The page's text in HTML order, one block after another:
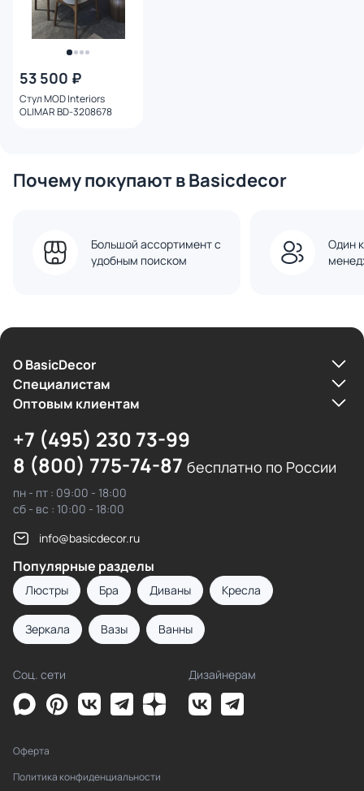
53 500 ₽
Стул MOD Interiors
OLIMAR BD-3208678
Почему покупают в Basicdecor
Большой ассортимент с
удобным поиском
Один
О BasicDecor
Cпециалистам
Оптовым клиентам
+7 (495) 230 73-99
8 (800) 775-74-87 бесплатно по России
пн - пт : 09:00 - 18:00
сб - вс : 10:00 - 18:00
info@basicdecor.ru
Популярные разделы
Люстры Бра Диваны Кресла
Зеркала Вазы Ванны
Соц. сети Дизайнерам
Оферта
Политика конфиденциальности